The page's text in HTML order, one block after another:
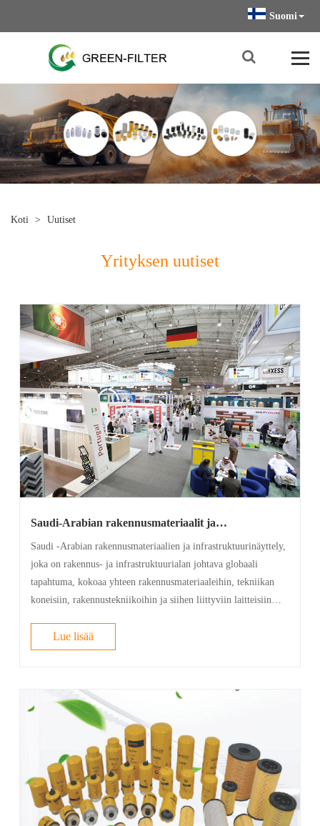
Suomi
Koti > Uutiset
Yrityksen uutiset
Saudi-Arabian rakennusmateriaalit ja
Saudi-Arabian infrastruktuuria uudella matkalla!
Saudi -Arabian rakennusmateriaalien ja infrastruktuurinäyttely,
joka on rakennus- ja infrastruktuurialan johtava globaali
tapahtuma, kokoaa yhteen rakennusmateriaaleihin, tekniikan
koneisiin, rakennustekniikoihin ja siihen liittyviin laitteisiin
Lue lisää